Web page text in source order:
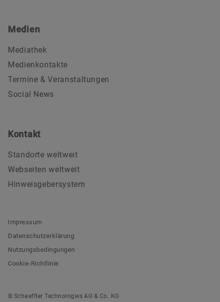
Medien
Mediathek
Medienkontakte
Termine & Veranstaltungen
Social News
Kontakt
Standorte weltweit
Webseiten weltweit
Hinweisgebersystem
Impressum
Datenschutzerklärung
Nutzungsbedingungen
Cookie-Richtlinie
© Schaeffler Technologies AG & Co. KG